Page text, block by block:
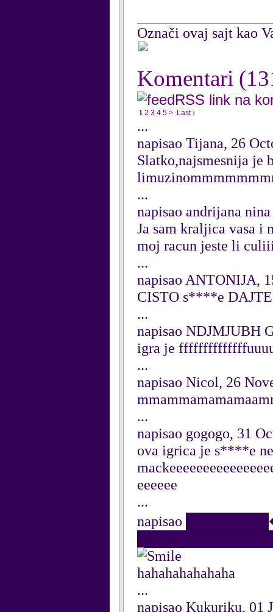
Označi ovaj sajt kao
Komentari
RSS link na
1 2 3 4 5 > Last ›
...
napisao Tijana, 26
Slatko,najsmesnija je
...
napisao andrijana
Ja sam kraljica vasa i
moj racun jeste li
...
napisao ANTONIJA,
CISTO s****e
...
napisao NDJMJUBH
igra je
...
napisao Nicol, 26
...
napisao gogogo, 31
ova igrica je s****e
eeeeee
...
napisao
hahahahahahaha
...
napisao Kukuriku, 01